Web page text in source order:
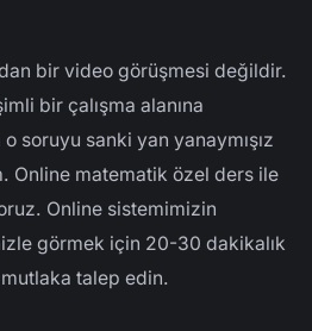
bir video görüşmesi değildir.
bir çalışma alanına
soruyu sanki yan yanaymışız
Online matematik özel ders ile
Online sistemimizin
görmek için 20-30 dakikalık
talep edin.